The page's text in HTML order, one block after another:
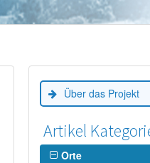
Über das Projekt
Artikel
Orte